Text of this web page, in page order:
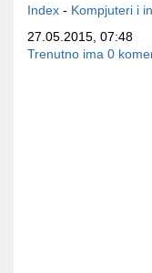
Index - Kompjuteri i
27.05.2015, 07:48
Trenutno ima 0